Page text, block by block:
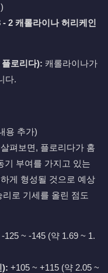
2 캐롤라이나 허리케인
로리다): 캐롤라이나가
다.
용 추가)
펴보면, 플로리다가 홈
기 부여를 가지고 있는
게 형성될 것으로 예상
로 기세를 올린 점도
-125 ~ -145 (약 1.69 ~ 1.
): +105 ~ +115 (약 2.05 ~